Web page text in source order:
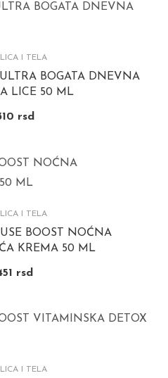
I TELA
BOGATA DNEVNA
LICE 50 ML
rsd
I TELA
BOOST NOĆNA
KREMA 50 ML
rsd
I TELA